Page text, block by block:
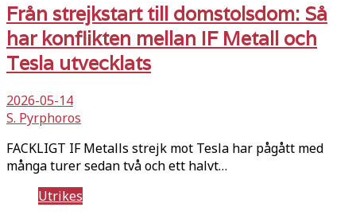
Från strejkstart till domstolsdom: Så
har konflikten mellan IF Metall och
Tesla utvecklats
2026-05-14
S. Pyrphoros
FACKLIGT IF Metalls strejk mot Tesla har pågått med
många turer sedan två och ett halvt…
Utrikes